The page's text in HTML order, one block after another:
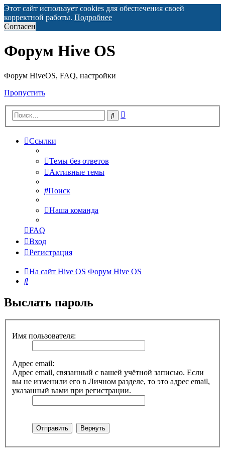
Этот сайт использует cookies для обеспечения своей
корректной работы. Подробнее
Согласен
Форум Hive OS
Форум HiveOS, FAQ, настройки
Пропустить
Поиск
Ссылки
Темы без ответов
Активные темы
Поиск
Наша команда
FAQ
Вход
Регистрация
На сайт Hive OS Форум Hive OS
Поиск
Выслать пароль
Имя пользователя:
Адрес email:
Адрес email, связанный с вашей учётной записью. Если
вы не изменили его в Личном разделе, то это адрес email,
указанный вами при регистрации.